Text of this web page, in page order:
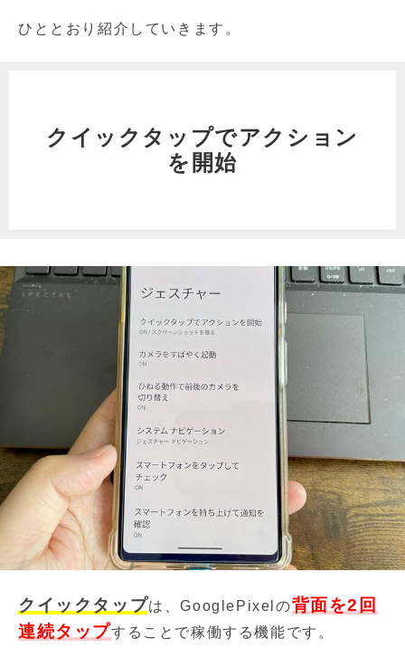
ひととおり紹介していきます。
クイックタップでアクション
を開始
クイックタップは、GooglePixelの背面を2回
連続タップすることで稼働する機能です。